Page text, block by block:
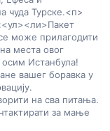
чуда Турске.<п>
<ул><ли>Пакет
може прилагодити
места овог
осим Истанбула!
вашег боравка у
на сва питања.
за мање